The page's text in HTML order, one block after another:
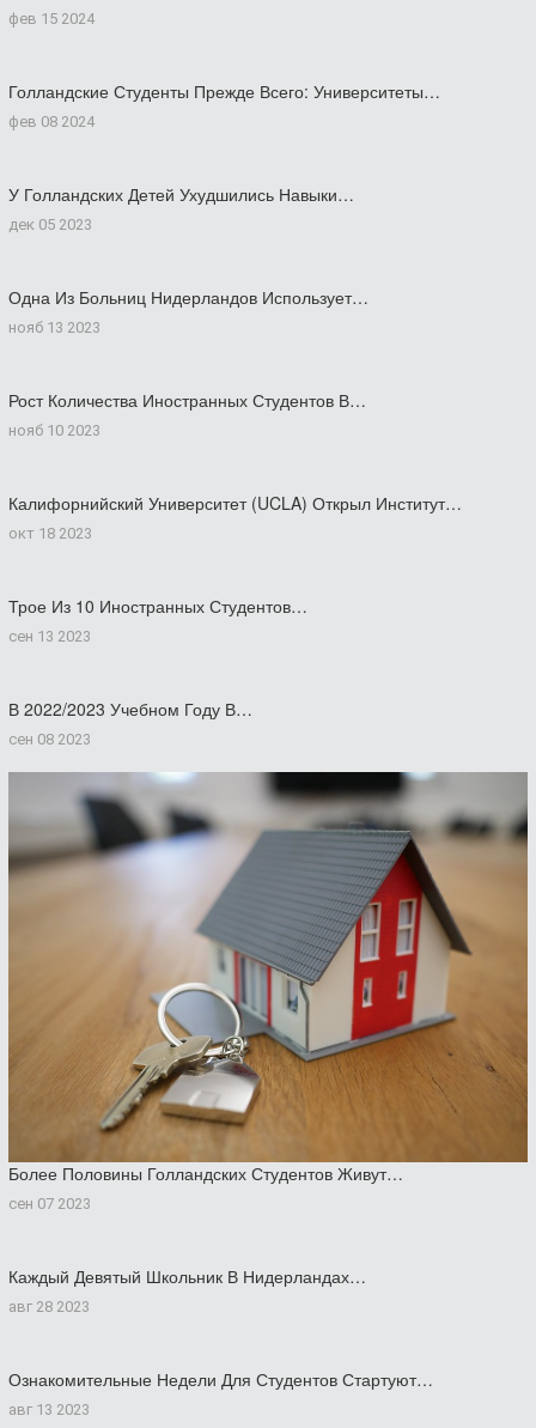
фев 15 2024
Голландские Студенты Прежде Всего: Университеты…
фев 08 2024
У Голландских Детей Ухудшились Навыки…
дек 05 2023
Одна Из Больниц Нидерландов Использует…
нояб 13 2023
Рост Количества Иностранных Студентов В…
нояб 10 2023
Калифорнийский Университет (UCLA) Открыл Институт…
окт 18 2023
Трое Из 10 Иностранных Студентов…
сен 13 2023
В 2022/2023 Учебном Году В…
сен 08 2023
Более Половины Голландских Студентов Живут…
сен 07 2023
Каждый Девятый Школьник В Нидерландах…
авг 28 2023
Ознакомительные Недели Для Студентов Стартуют…
авг 13 2023